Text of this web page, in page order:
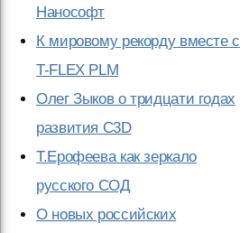
Нанософт
К мировому рекорду вместе с
T-FLEX PLM
Олег Зыков о тридцати годах
развития C3D
Т.Ерофеева как зеркало
русского СОД
О новых российских